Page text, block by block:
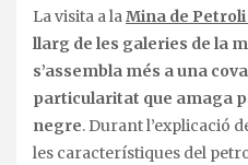
La visita a laMina de
llarg de les galeries de la
s’assembla més a una
particularitat que amaga
negre. Durant l’explicació
les característiques del